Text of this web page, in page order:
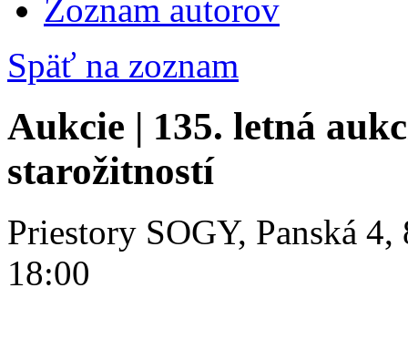
Zoznam autorov
Späť na zoznam
Aukcie | 135. letná
starožitností
Priestory SOGY, Panská
18:00